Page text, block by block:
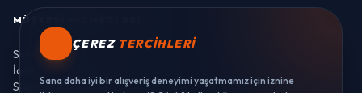
MÜŞTERI HIZMETLERI
Sipariş Takibi
İade ve Değişim
Sıkça Sorulan Sorular
ÇEREZ TERCIHLERI
Sana daha iyi bir alışveriş deneyimi yaşatmamız için iznine